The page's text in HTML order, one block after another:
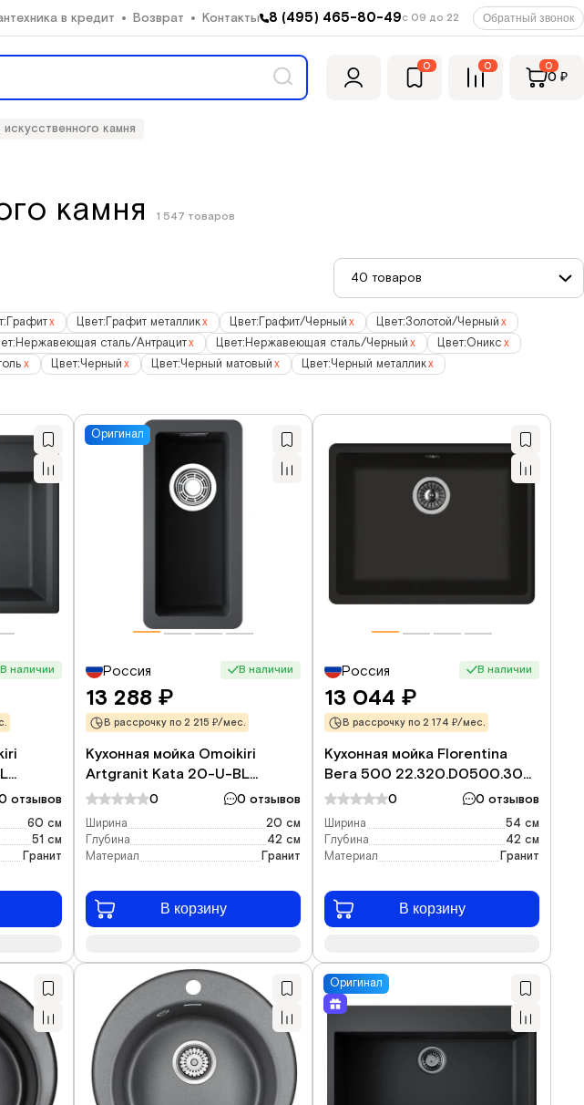
в кредит Возврат Контакты 8 (495) 465-80-49с 09 до 22 Обратный звонок
0 0 0
0 ₽
камня
камня 1 547 товаров
40 товаров
Графитx Цвет:Графит металликx Цвет:Графит/Черныйx Цвет:Золотой/Черныйx
Нержавеющая сталь/Антрацитx Цвет:Нержавеющая сталь/Черныйx Цвет:Ониксx
x Цвет:Черныйx Цвет:Черный матовыйx Цвет:Черный металликx
В наличии
отзывов
60 см
51 см
Гранит
Оригинал
Россия В наличии
13 288 ₽
В рассрочку по 2 215 ₽/мес.
Кухонная мойка Omoikiri
Artgranit Kata 20-U-BL
4993375 20x42 см, черный
0 0 отзывов
Ширина
20 см
Глубина
42 см
Материал
Гранит
В корзину
Россия В наличии
13 044 ₽
В рассрочку по 2 174 ₽/мес.
Кухонная мойка Florentina
Вега 500 22.320.D0500.302
54x42 см, антрацит
0 0 отзывов
Ширина
54 см
Глубина
42 см
Материал
Гранит
В корзину
Оригинал